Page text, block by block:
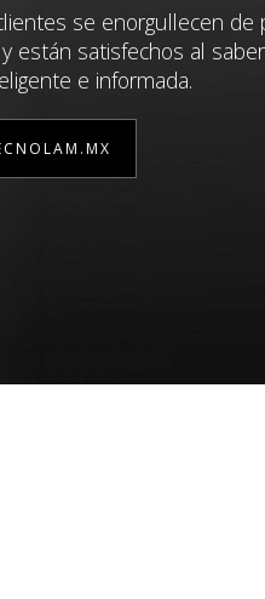
se enorgullecen
están satisfechos al
e informada.